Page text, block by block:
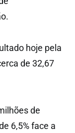
hoje pela
de 32,67
de
6,5% face a